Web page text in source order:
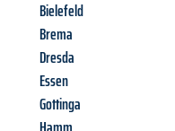
Bielefeld
Brema
Dresda
Essen
Gottinga